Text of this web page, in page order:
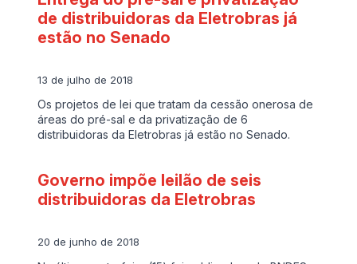
de distribuidoras da Eletrobras já
estão no Senado
13 de julho de 2018
Os projetos de lei que tratam da cessão onerosa de
áreas do pré-sal e da privatização de 6
distribuidoras da Eletrobras já estão no Senado.
Governo impõe leilão de seis
distribuidoras da Eletrobras
20 de junho de 2018